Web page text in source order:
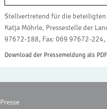
Stellvertretend für die
Katja Möhrle, Pressestelle der
97672-188, Fax: 069 97672-
Download der Pressemeldung als
Presse